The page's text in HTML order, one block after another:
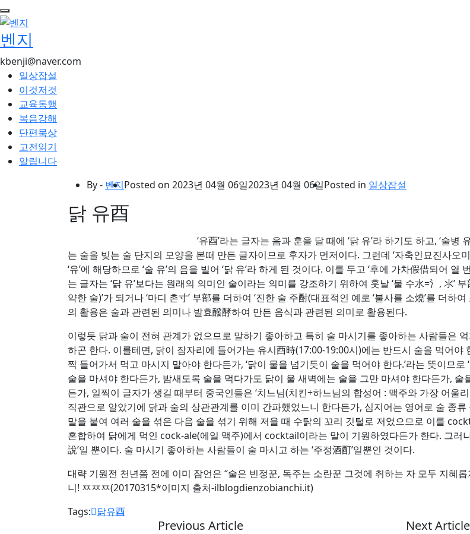
콘
텐
츠
로
건
너
뛰
기
벤지
kbenji@naver.com
일상잡설
이것저것
교육동행
복음강해
단편묵상
고전읽기
알립니다
By - 벤지Posted on 2023년 04월 06일2023년 04월 06일Posted in 일상잡설
닭 유酉
‘유酉’라는 글자는 음과 훈을 달 때에 ‘닭 유’라 하기도 하고, ‘술
는 술을 빚는 술 단지의 모양을 본떠 만든 글자이므로 후자가 먼저이다. 그런데 ‘자축인묘진사오
‘유’에 해당하므로 ‘술 유’의 음을 빌어 ‘닭 유’라 하게 된 것이다. 이를 두고 ‘후에 가차假借되어
는 글자는 ‘닭 유’보다는 원래의 의미인 술이라는 의미를 강조하기 위하여 훗날 ‘물 수水=氵, 氺’
약한 술)’가 되거나 ‘마디 촌寸’ 부部를 더하여 ‘진한 술 주酎(대표적인 예로 ‘불사를 소燒’를 더하
의 활용은 술과 관련된 의미나 발효醱酵하여 만든 음식과 관련된 의미로 활용된다.
이렇듯 닭과 술이 전혀 관계가 없으므로 말하기 좋아하고 특히 술 마시기를 좋아하는 사람들은
하곤 한다. 이를테면, 닭이 잠자리에 들어가는 유시酉時(17:00-19:00시)에는 반드시 술을 먹어
찍 들어가서 먹고 마시지 말아야 한다든가, ‘닭이 물을 넘기듯이 술을 먹어야 한다.’라는 뜻이므
술을 마셔야 한다든가, 밤새도록 술을 먹다가도 닭이 울 새벽에는 술을 그만 마셔야 한다든가,
든가, 일찍이 글자가 생길 때부터 중국인들은 ‘치느님(치킨+하느님의 합성어 : 맥주와 가장 어울
직관으로 알았기에 닭과 술의 상관관계를 이미 간파했었느니 한다든가, 심지어는 영어로 술 종
말을 붙여 여러 술을 섞은 다음 술을 섞기 위해 저을 때 수탉의 꼬리 깃털로 저었으므로 이를
혼합하여 닭에게 먹인 cock-ale(에일 맥주)에서 cocktail이라는 말이 기원하였다든가 한다. 그러
說’일 뿐이다. 술 마시기 좋아하는 사람들이 술 마시고 하는 ‘주정酒酊’일뿐인 것이다.
대략 기원전 천년쯤 전에 이미 잠언은 “술은 빈정꾼, 독주는 소란꾼 그것에 취하는 자 모두 지혜
니! ㅉㅉㅉ(20170315*이미지 출처-ilblogdienzobianchi.it)
Tags: 닭유酉
Previous Article Next Article